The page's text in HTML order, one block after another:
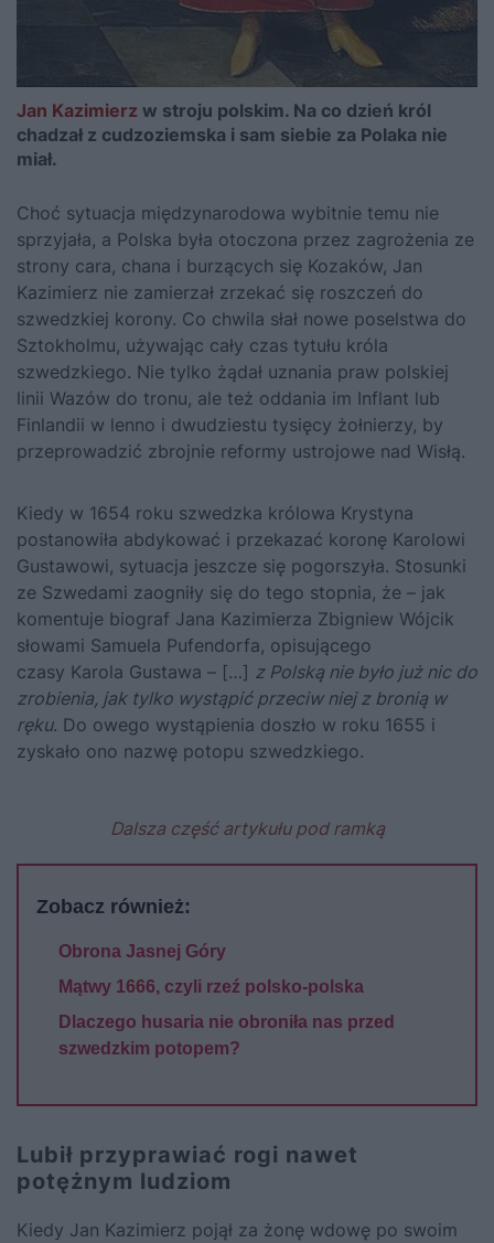
Jan Kazimierz w stroju polskim. Na co dzień król
chadzał z cudzoziemska i sam siebie za Polaka nie
miał.
Choć sytuacja międzynarodowa wybitnie temu nie
sprzyjała, a Polska była otoczona przez zagrożenia ze
strony cara, chana i burzących się Kozaków, Jan
Kazimierz nie zamierzał zrzekać się roszczeń do
szwedzkiej korony. Co chwila słał nowe poselstwa do
Sztokholmu, używając cały czas tytułu króla
szwedzkiego. Nie tylko żądał uznania praw polskiej
linii Wazów do tronu, ale też oddania im Inflant lub
Finlandii w lenno i dwudziestu tysięcy żołnierzy, by
przeprowadzić zbrojnie reformy ustrojowe nad Wisłą.
Kiedy w 1654 roku szwedzka królowa Krystyna
postanowiła abdykować i przekazać koronę Karolowi
Gustawowi, sytuacja jeszcze się pogorszyła. Stosunki
ze Szwedami zaogniły się do tego stopnia, że – jak
komentuje biograf Jana Kazimierza Zbigniew Wójcik
słowami Samuela Pufendorfa, opisującego
czasy Karola Gustawa – […] z Polską nie było już nic do
zrobienia, jak tylko wystąpić przeciw niej z bronią w
ręku. Do owego wystąpienia doszło w roku 1655 i
zyskało ono nazwę potopu szwedzkiego.
Dalsza część artykułu pod ramką
Zobacz również:
Obrona Jasnej Góry
Mątwy 1666, czyli rzeź polsko-polska
Dlaczego husaria nie obroniła nas przed
szwedzkim potopem?
Lubił przyprawiać rogi nawet
potężnym ludziom
Kiedy Jan Kazimierz pojął za żonę wdowę po swoim